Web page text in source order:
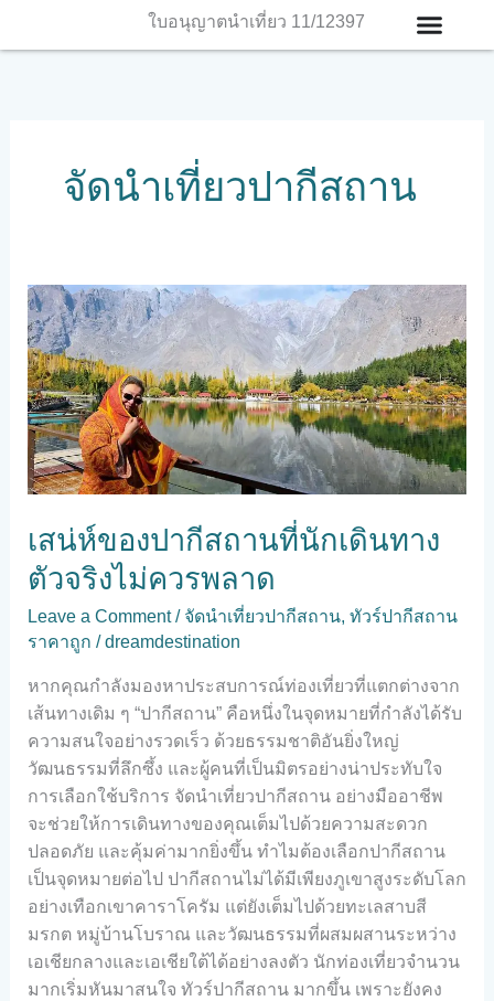
ใบอนุญาตนำเที่ยว 11/12397
จัดนำเที่ยวปากีสถาน
เสน่ห์ของปากีสถานที่นักเดินทาง
ตัวจริงไม่ควรพลาด
Leave a Comment / จัดนำเที่ยวปากีสถาน, ทัวร์ปากีสถาน
ราคาถูก / dreamdestination
หากคุณกำลังมองหาประสบการณ์ท่องเที่ยวที่แตกต่างจาก
เส้นทางเดิม ๆ “ปากีสถาน” คือหนึ่งในจุดหมายที่กำลังได้รับ
ความสนใจอย่างรวดเร็ว ด้วยธรรมชาติอันยิ่งใหญ่
วัฒนธรรมที่ลึกซึ้ง และผู้คนที่เป็นมิตรอย่างน่าประทับใจ
การเลือกใช้บริการ จัดนำเที่ยวปากีสถาน อย่างมืออาชีพ
จะช่วยให้การเดินทางของคุณเต็มไปด้วยความสะดวก
ปลอดภัย และคุ้มค่ามากยิ่งขึ้น ทำไมต้องเลือกปากีสถาน
เป็นจุดหมายต่อไป ปากีสถานไม่ได้มีเพียงภูเขาสูงระดับโลก
อย่างเทือกเขาคาราโครัม แต่ยังเต็มไปด้วยทะเลสาบสี
มรกต หมู่บ้านโบราณ และวัฒนธรรมที่ผสมผสานระหว่าง
เอเชียกลางและเอเชียใต้ได้อย่างลงตัว นักท่องเที่ยวจำนวน
มากเริ่มหันมาสนใจ ทัวร์ปากีสถาน มากขึ้น เพราะยังคง
เสน่ห์
ของ
ปากีสถาน
ที่
นัก
เดิน
ทาง
ตัว
ไม่
ควร